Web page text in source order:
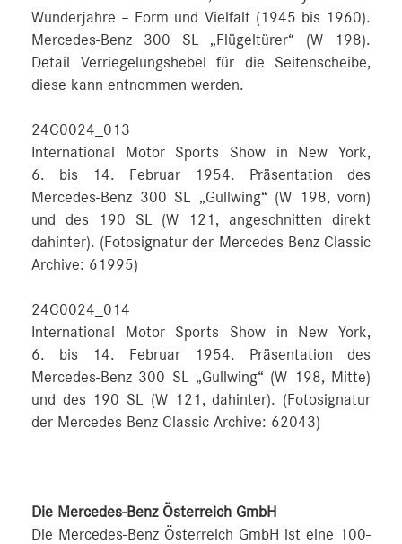
Wunderjahre – Form und Vielfalt (1945 bis 1960).
Mercedes-Benz 300 SL „Flügeltürer“ (W 198).
Detail Verriegelungshebel für die Seitenscheibe,
diese kann entnommen werden.
24C0024_013
International Motor Sports Show in New York,
6. bis 14. Februar 1954. Präsentation des
Mercedes-Benz 300 SL „Gullwing“ (W 198, vorn)
und des 190 SL (W 121, angeschnitten direkt
dahinter). (Fotosignatur der Mercedes Benz Classic
Archive: 61995)
24C0024_014
International Motor Sports Show in New York,
6. bis 14. Februar 1954. Präsentation des
Mercedes-Benz 300 SL „Gullwing“ (W 198, Mitte)
und des 190 SL (W 121, dahinter). (Fotosignatur
der Mercedes Benz Classic Archive: 62043)
Die Mercedes-Benz Österreich GmbH
Die Mercedes-Benz Österreich GmbH ist eine 100-